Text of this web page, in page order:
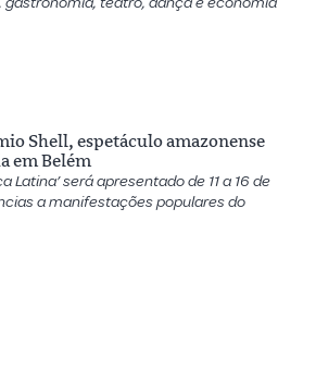
Shell, espetáculo amazonense
em Belém
Latina’ será apresentado de 11 a 16 de
a manifestações populares do